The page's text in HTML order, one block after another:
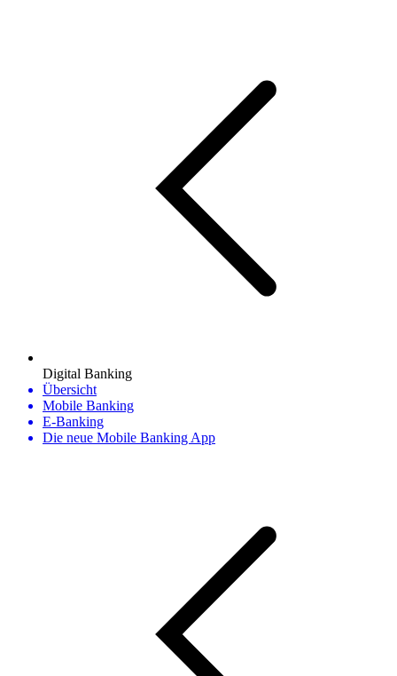
Digital Banking
Übersicht
Mobile Banking
E-Banking
Die neue Mobile Banking App